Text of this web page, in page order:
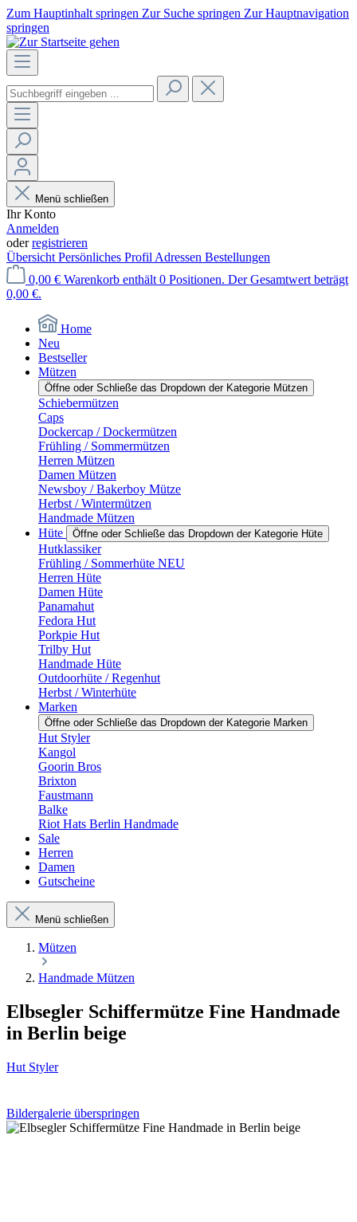
Zum Hauptinhalt springen Zur Suche springen Zur Hauptnavigation
springen
Menü schließen
Ihr Konto
Anmelden
oderregistrieren
Übersicht Persönliches Profil Adressen Bestellungen
0,00 € Warenkorb enthält 0 Positionen. Der Gesamtwert beträgt
0,00 €.
Home
Neu
Bestseller
Mützen
Öffne oder Schließe das Dropdown der Kategorie Mützen
Schiebermützen
Caps
Dockercap / Dockermützen
Frühling / Sommermützen
Herren Mützen
Damen Mützen
Newsboy / Bakerboy Mütze
Herbst / Wintermützen
Handmade Mützen
Hüte
Öffne oder Schließe das Dropdown der Kategorie Hüte
Hutklassiker
Frühling / Sommerhüte NEU
Herren Hüte
Damen Hüte
Panamahut
Fedora Hut
Porkpie Hut
Trilby Hut
Handmade Hüte
Outdoorhüte / Regenhut
Herbst / Winterhüte
Marken
Öffne oder Schließe das Dropdown der Kategorie Marken
Hut Styler
Kangol
Goorin Bros
Brixton
Faustmann
Balke
Riot Hats Berlin Handmade
Sale
Herren
Damen
Gutscheine
Menü schließen
Mützen
Handmade Mützen
Elbsegler Schiffermütze Fine Handmade
in Berlin beige
Hut Styler
Bildergalerie überspringen